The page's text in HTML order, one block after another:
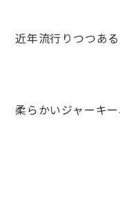
近年流行りつつあ
柔らかいジャーキ